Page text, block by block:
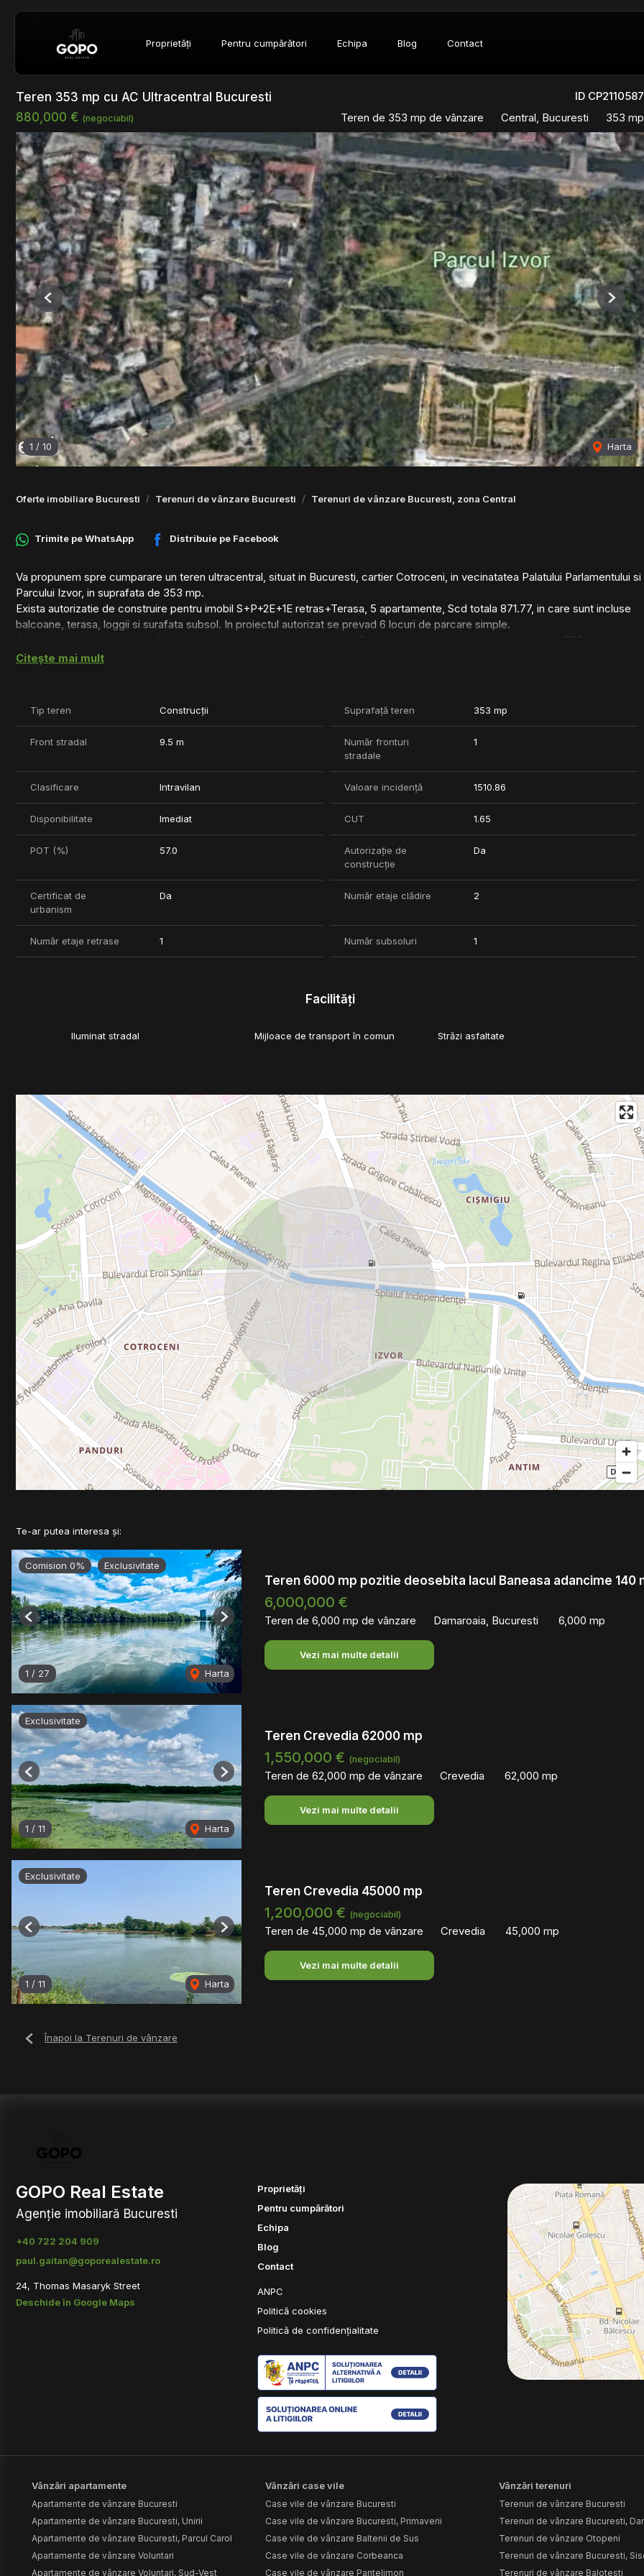
Proprietăți Pentru cumpărători Echipa Blog Contact
ID CP2110587
Teren 353 mp cu AC Ultracentral Bucuresti
880,000 € (negociabil) Teren de 353 mp de vânzare Central, Bucuresti 353 mp
1 / 10 Harta
Previous Next
Oferte imobiliare Bucuresti Terenuri de vânzare Bucuresti Terenuri de vânzare Bucuresti, zona Central
Trimite peWhatsApp Distribuie pe Facebook
Va propunem spre cumparare un teren ultracentral, situat in Bucuresti, cartier Cotroceni, in vecinatatea Palatului Parlamentului si
Parcului Izvor, in suprafata de 353 mp.
Exista autorizatie de construire pentru imobil S+P+2E+1E retras+Terasa, 5 apartamente, Scd totala 871.77, in care sunt incluse
balcoane, terasa, loggii si surafata subsol. In proiectul autorizat se prevad 6 locuri de parcare simple.
Zona este de exceptie, terenul aflandu-se in elegantul cartier Cotroceni.
Citește mai mult
Tip teren Construcții Suprafață teren 353 mp
Front stradal 9.5 m
Număr fronturi
stradale
1
Clasificare Intravilan Valoare incidență 1510.86
Disponibilitate Imediat CUT 1.65
POT (%) 57.0
Autorizație de
construcție
Da
Certificat de
urbanism
Da Număr etaje clădire 2
Număr etaje retrase 1 Număr subsoluri 1
Facilități
Iluminat stradal Mijloace de transport în comun Străzi asfaltate
Te-ar putea interesa și:
Comision 0% Exclusivitate
1 / 27 Harta
Previous Next
Teren 6000 mp pozitie deosebita lacul Baneasa adancime 140
6,000,000 €
Teren de 6,000 mp de vânzare Damaroaia, Bucuresti 6,000 mp
Vezi mai multe detalii
Exclusivitate
1 / 11 Harta
Previous Next
Teren Crevedia 62000 mp
1,550,000 € (negociabil)
Teren de 62,000 mp de vânzare Crevedia 62,000 mp
Vezi mai multe detalii
Exclusivitate
1 / 11 Harta
Previous Next
Teren Crevedia 45000 mp
1,200,000 € (negociabil)
Teren de 45,000 mp de vânzare Crevedia 45,000 mp
Vezi mai multe detalii
Înapoi la Terenuri de vânzare
GOPO Real Estate
Agenție imobiliară Bucuresti
+40 722 204 909
paul.gaitan@goporealestate.ro
24, Thomas Masaryk Street
Deschide în Google Maps
Proprietăți
Pentru cumpărători
Echipa
Blog
Contact
ANPC
Politică cookies
Politică de confidențialitate
Vânzări apartamente
Apartamente de vânzare Bucuresti
Apartamente de vânzare Bucuresti, Unirii
Apartamente de vânzare Bucuresti, Parcul Carol
Apartamente de vânzare Voluntari
Apartamente de vânzare Voluntari, Sud-Vest
Vânzări case vile
Case vile de vânzare Bucuresti
Case vile de vânzare Bucuresti, Primaverii
Case vile de vânzare Baltenii de Sus
Case vile de vânzare Corbeanca
Case vile de vânzare Pantelimon
Vânzări terenuri
Terenuri de vânzare Bucuresti
Terenuri de vânzare Bucuresti,
Terenuri de vânzare Otopeni
Terenuri de vânzare Bucuresti,
Terenuri de vânzare Balotesti